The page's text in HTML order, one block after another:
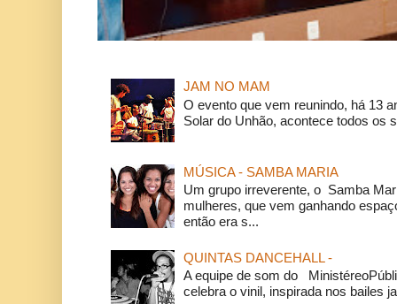
JAM NO MAM
O evento que vem reunindo, há 13
Solar do Unhão, acontece todos os
MÚSICA - SAMBA MARIA
Um grupo irreverente, o Samba
mulheres, que vem ganhando
então era s...
QUINTAS DANCEHALL -
A equipe de som do
celebra o vinil, inspirada nos bailes